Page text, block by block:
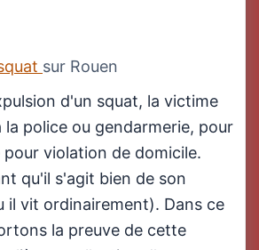
sur Rouen
d'un squat, la victime
la police ou gendarmerie, pour
violation de domicile.
qu'il s'agit bien de son
il vit ordinairement). Dans ce
la preuve de cette